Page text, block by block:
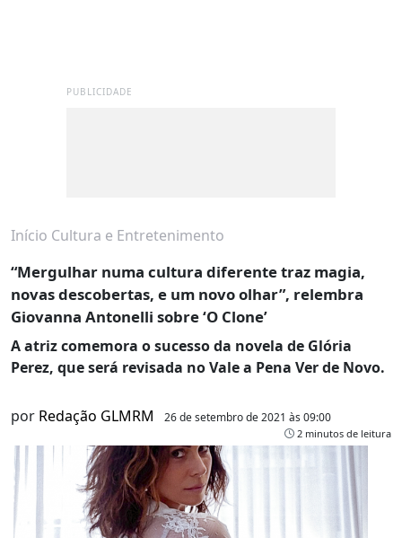
PUBLICIDADE
Início Cultura e Entretenimento
“Mergulhar numa cultura diferente traz magia,
novas descobertas, e um novo olhar”, relembra
Giovanna Antonelli sobre ‘O Clone’
A atriz comemora o sucesso da novela de Glória
Perez, que será revisada no Vale a Pena Ver de Novo.
por Redação GLMRM 26 de setembro de 2021 às 09:00
2 minutos de leitura